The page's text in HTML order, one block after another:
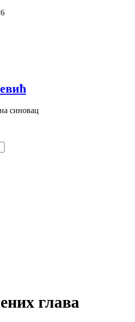
синовац
глава